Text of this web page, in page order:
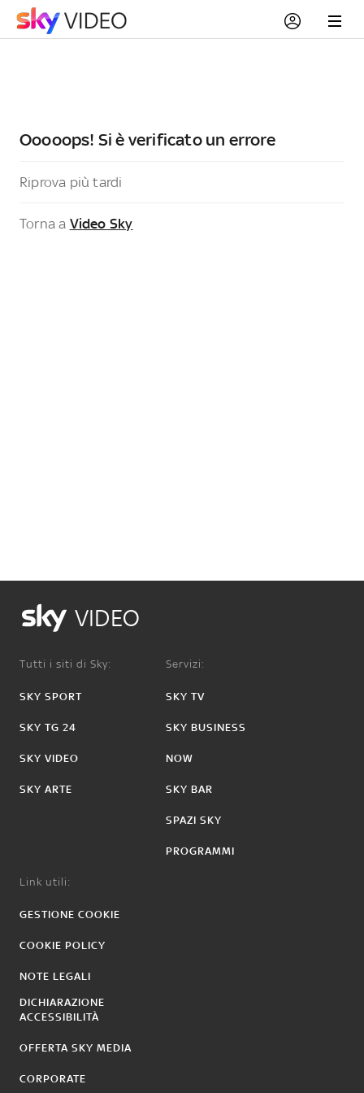
Ooooops! Si è verificato un errore
Riprova più tardi
Torna a Video Sky
VIDEO
Tutti i siti di Sky:
SKY SPORT
SKY TG 24
SKY VIDEO
SKY ARTE
Servizi:
SKY TV
SKY BUSINESS
NOW
SKY BAR
SPAZI SKY
PROGRAMMI
Link utili:
GESTIONE COOKIE
COOKIE POLICY
NOTE LEGALI
DICHIARAZIONE
ACCESSIBILITÀ
OFFERTA SKY MEDIA
CORPORATE